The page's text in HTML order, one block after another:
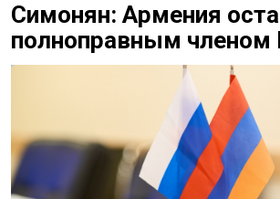
Симонян: Армения
полноправным членом